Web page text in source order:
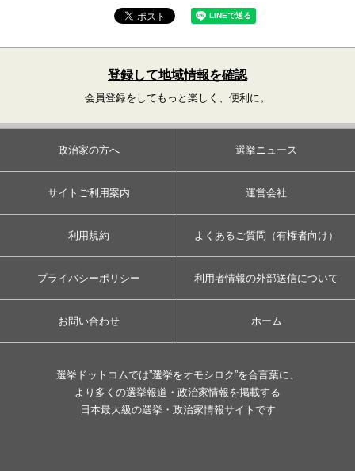
登録して地域情報を確認
会員登録をしてもっと楽しく、便利に。
政治家の方へ 選挙ニュース
サイトご利用案内 運営会社
利用規約 よくあるご質問（有権者向け）
プライバシーポリシー 利用者情報の外部送信について
お問い合わせ ホーム
選挙ドットコムでは”選挙をオモシロク”を合言葉に、
より多くの選挙報道・政治家情報を掲載する
日本最大級の選挙・政治家情報サイトです